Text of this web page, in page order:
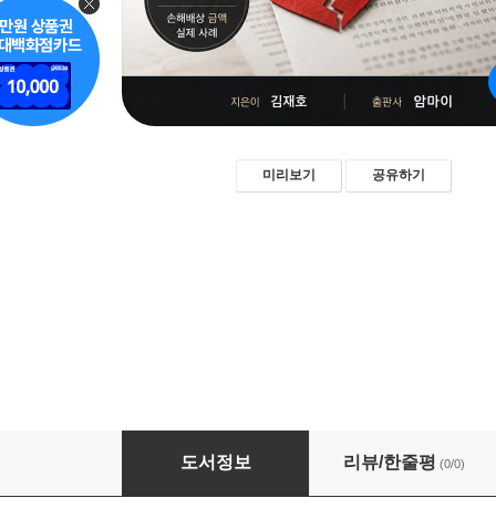
미리보기 공유하기
데이트폭력 사건 손해배상은 얼마인가
도서정보 리뷰/한줄평 (0/0)